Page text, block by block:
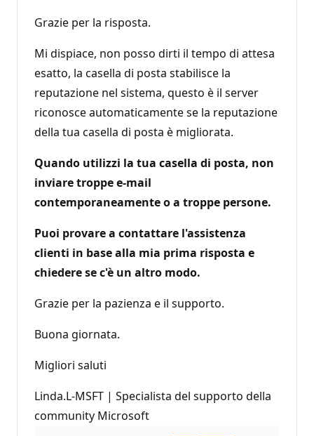
Grazie per la risposta.
Mi dispiace, non posso dirti il tempo di attesa
esatto, la casella di posta stabilisce la
reputazione nel sistema, questo è il server
riconosce automaticamente se la reputazione
della tua casella di posta è migliorata.
Quando utilizzi la tua casella di posta, non
inviare troppe e-mail
contemporaneamente o a troppe persone.
Puoi provare a contattare l'assistenza
clienti in base alla mia prima risposta e
chiedere se c'è un altro modo.
Grazie per la pazienza e il supporto.
Buona giornata.
Migliori saluti
Linda.L-MSFT | Specialista del supporto della
community Microsoft